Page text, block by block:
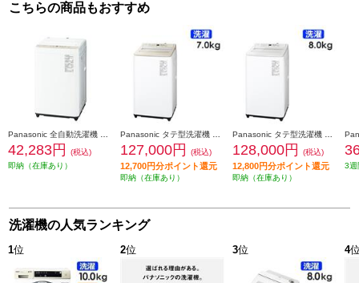
こちらの商品もおすすめ
42,283円
(税込)
即納（在庫あり）
127,000円 (税込)
12,700円分ポイント還元
即納（在庫あり）
128,000円 (税込)
12,800円分ポイント還元
即納（在庫あり）
3週
洗濯機の人気ランキング
1位 2位 3位 4